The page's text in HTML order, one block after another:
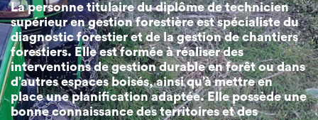
La personne titulaire du diplôme de technicien
supérieur en gestion forestière est spécialiste du
diagnostic forestier et de la gestion de chantiers
forestiers. Elle est formée à réaliser des
interventions de gestion durable en forêt ou dans
d’autres espaces boisés, ainsi qu’à mettre en
place une planification adaptée. Elle possède une
bonne connaissance des territoires et des